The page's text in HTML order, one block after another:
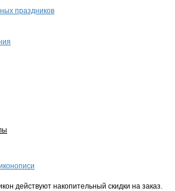
праздников
действуют накопительный скидки на заказ.